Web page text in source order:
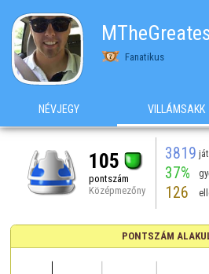
Fanatikus
NÉVJEGY VILLÁMSAKK
105
pontszám
Középmezőny
3819
37%
126
PONTSZÁM